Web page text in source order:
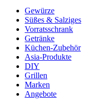
Gewürze
Süßes & Salziges
Vorratsschrank
Getränke
Küchen-Zubehör
Asia-Produkte
DIY
Grillen
Marken
Angebote